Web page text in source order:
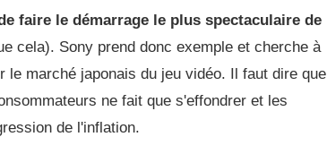
faire le démarrage le plus spectaculaire de
cela). Sony prend donc exemple et cherche à
le marché japonais du jeu vidéo. Il faut dire que
ne fait que s'effondrer et les
de l'inflation.